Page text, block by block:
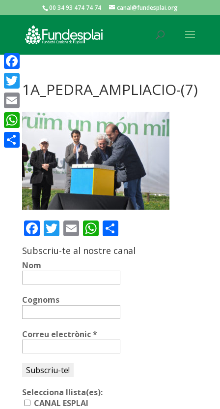
00 34 93 474 74 74 canal@fundesplai.org
1A_PEDRA_AMPLIACIO-(7)
Facebook
Twitter
EmailWhatsApp
Comparteix
Subscriu-te al nostre canal
Nom
Cognoms
Correu electrònic*
Selecciona llista(es):
CANAL ESPLAI
Facebook
Twitter
Email
WhatsApp
Comparteix
ACTIVITATS D'ESTIU
MÓN ESCOLAR
ALBERG CENTRE ESPLAI
FORMACIÓ
CASES DE COLÒNIES
ACCIÓ SOCIAL I JOVES
ESPLAIS
SUPORT TERCER SECTOR